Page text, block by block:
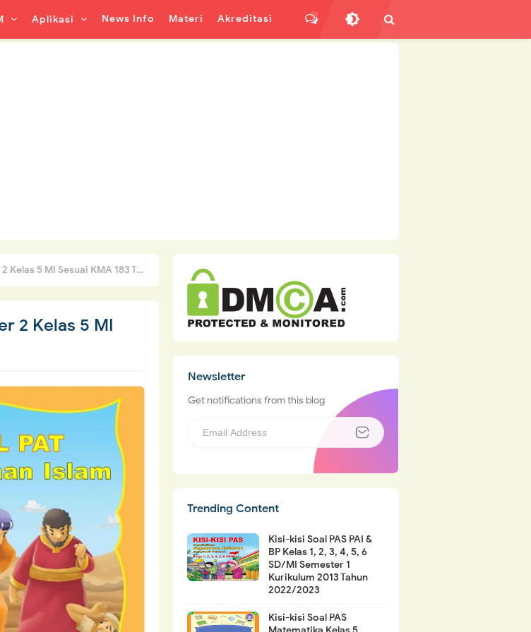
Aplikasi News Info Materi Akreditasi
5 MI Sesuai KMA 183 Tahun 2022
2 Kelas 5 MI
Newsletter
Get notifications from this blog
Trending Content
Kisi-kisi Soal PAS PAI &
BP Kelas 1, 2, 3, 4, 5, 6
SD/MI Semester 1
Kurikulum 2013 Tahun
2022/2023
Kisi-kisi Soal PAS